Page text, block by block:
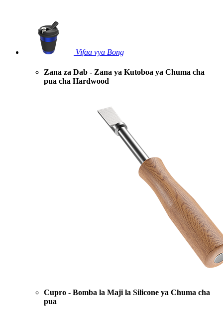
Vifaa vya Bong
Zana za Dab - Zana ya Kutoboa ya Chuma cha
pua cha Hardwood
Cupro - Bomba la Maji la Silicone ya Chuma cha
pua